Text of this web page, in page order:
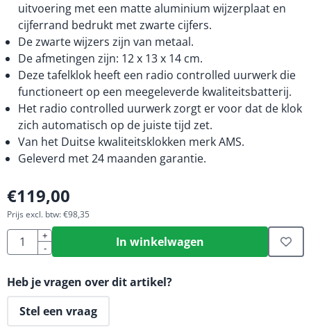
uitvoering met een matte aluminium wijzerplaat en
cijferrand bedrukt met zwarte cijfers.
De zwarte wijzers zijn van metaal.
De afmetingen zijn: 12 x 13 x 14 cm.
Deze tafelklok heeft een radio controlled uurwerk die
functioneert op een meegeleverde kwaliteitsbatterij.
Het radio controlled uurwerk zorgt er voor dat de klok
zich automatisch op de juiste tijd zet.
Van het Duitse kwaliteitsklokken merk AMS.
Geleverd met 24 maanden garantie.
€119,00
Prijs excl. btw:€98,35
Aantal
+
-
In winkelwagen
Heb je vragen over dit artikel?
Stel een vraag